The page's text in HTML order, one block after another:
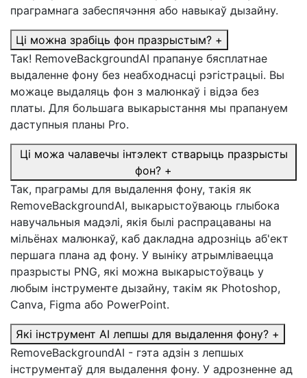
праграмнага забеспячэння або навыкаў дызайну.
Ці можна зрабіць фон празрыстым? +
Так! RemoveBackgroundAI прапануе бясплатнае
выдаленне фону без неабходнасці рэгістрацыі. Вы
можаце выдаляць фон з малюнкаў і відэа без
платы. Для большага выкарыстання мы прапануем
даступныя планы Pro.
Ці можа чалавечы інтэлект стварыць празрысты
фон? +
Так, праграмы для выдалення фону, такія як
RemoveBackgroundAI, выкарыстоўваюць глыбока
навучальныя мадэлі, якія былі распрацаваны на
мільёнах малюнкаў, каб дакладна адрозніць аб'ект
першага плана ад фону. У выніку атрымліваецца
празрысты PNG, які можна выкарыстоўваць у
любым інструменте дызайну, такім як Photoshop,
Canva, Figma або PowerPoint.
Які інструмент AI лепшы для выдалення фону? +
RemoveBackgroundAI - гэта адзін з лепшых
інструментаў для выдалення фону. У адрозненне ад